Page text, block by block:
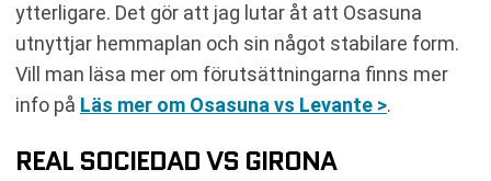
ytterligare. Det gör att jag lutar åt att Osasuna
utnyttjar hemmaplan och sin något stabilare form.
Vill man läsa mer om förutsättningarna finns mer
info på Läs mer om Osasuna vs Levante >.
REAL SOCIEDAD VS GIRONA